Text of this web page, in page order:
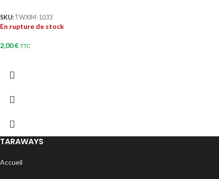
SKU: TWXIM-1033
En rupture de stock
2,00€ TTC
TARAWAYS
Accueil